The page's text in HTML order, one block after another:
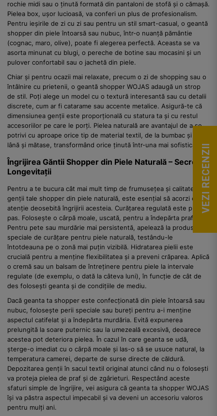
rochie midi sau o ținută formată din pantaloni de stofă și o cămașă.
Pielea box, ușor lucioasă, va conferi un plus de profesionalism.
Pentru ieșirile de zi cu zi sau pentru un stil smart-casual, o geantă
shopper din piele întoarsă sau nubuc, într-o nuanță pământie
(cognac, maro, olive), poate fi alegerea perfectă. Aceasta se va
asorta minunat cu blugi, o pereche de botine sau mocasini și un
pulover confortabil sau o jachetă din piele.
Chiar și pentru ocazii mai relaxate, precum o zi de shopping sau o
întâlnire cu prietenii, o geantă shopper WOJAS adaugă un strop
de stil. Poți alege un model cu o textură interesantă sau cu detalii
discrete, cum ar fi catarame sau accente metalice. Asigură-te că
dimensiunea genții este proporțională cu statura ta și cu restul
accesoriilor pe care le porți. Pielea naturală are avantajul de a se
potrivi cu aproape orice tip de material textil, de la bumbac și in, la
lână și mătase, transformând orice ținută într-una mai sofisticată.
Îngrijirea Găntii Shopper din Piele Naturală – Secretul
Longevitații
Pentru a te bucura cât mai mult timp de frumusețea și calitatea
genții tale shopper din piele naturală, este esențial să acorzi o
atenție deosebită îngrijirii acesteia. Curățarea regulată este primul
pas. Folosește o cârpă moale, uscată, pentru a îndepărta praful.
Pentru pete sau murdărie mai persistentă, apelează la produse
speciale de curățare pentru piele naturală, testându-le
întotdeauna pe o zonă mai puțin vizibilă. Hidratarea pielii este
crucială pentru a menține flexibilitatea și a preveni crăparea. Aplică
o cremă sau un balsam de întreținere pentru piele la intervale
regulate (de exemplu, o dată la câteva luni), în funcție de cât de
des folosești geanta și de condițiile de mediu.
Dacă geanta ta shopper este confecționată din piele întoarsă sau
nubuc, folosește perii speciale sau bureți pentru a-i menține
aspectul catifelat și a îndepărta murdăria. Evită expunerea
prelungită la soare puternic sau la umezeală excesivă, deoarece
acestea pot deteriora pielea. În cazul în care geanta se udă,
șterge-o imediat cu o cârpă moale și las-o să se usuce natural, la
temperatura camerei, departe de surse directe de căldură.
Depozitarea genții în sacul textil original atunci când nu o folosești
va proteja pielea de praf și de zgârieturi. Respectând aceste
sfaturi simple de îngrijire, vei asigura că geanta ta shopper WOJAS
își va păstra aspectul impecabil și va deveni un accesoriu valoros
pentru mulți ani.
VEZI RECENZII